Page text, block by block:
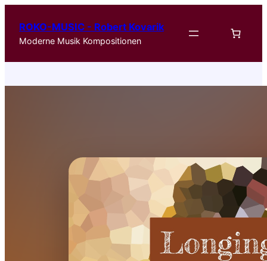
ROKO-MUSIC - Robert Kovarik
Moderne Musik Kompositionen